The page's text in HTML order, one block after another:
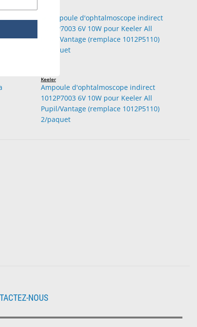
Keeler
Ampoule d'ophtalmoscope indirect
1012P7003 6V 10W pour Keeler All
Pupil/Vantage (remplace 1012P5110)
2/paquet
NOUS